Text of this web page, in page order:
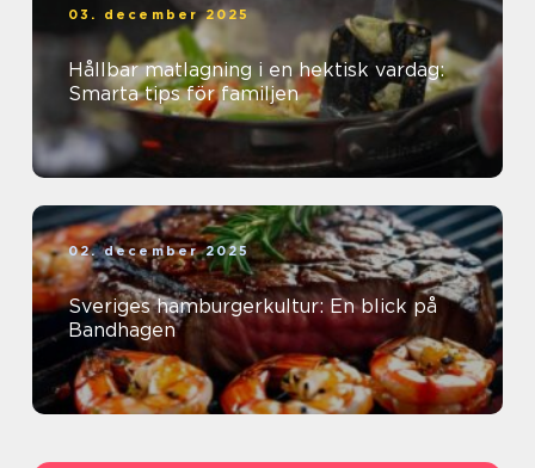
03. december 2025
Hållbar matlagning i en hektisk vardag:
Smarta tips för familjen
02. december 2025
Sveriges hamburgerkultur: En blick på
Bandhagen